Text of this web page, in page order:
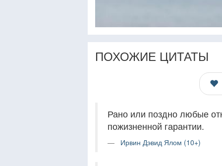
ПОХОЖИЕ ЦИТАТЫ
Рано или поздно любые
пожизненной гарантии.
Ирвин Дэвид Ялом (10+)